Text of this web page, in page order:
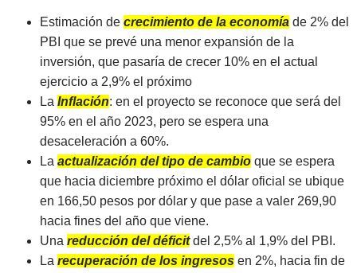
Estimación de crecimiento de la economía de 2% del
PBI que se prevé una menor expansión de la
inversión, que pasaría de crecer 10% en el actual
ejercicio a 2,9% el próximo
La Inflación: en el proyecto se reconoce que será del
95% en el año 2023, pero se espera una
desaceleración a 60%.
La actualización del tipo de cambio que se espera
que hacia diciembre próximo el dólar oficial se ubique
en 166,50 pesos por dólar y que pase a valer 269,90
hacia fines del año que viene.
Una reducción del déficitdel 2,5% al 1,9% del PBI.
La recuperación de los ingresos en 2%, hacia fin de